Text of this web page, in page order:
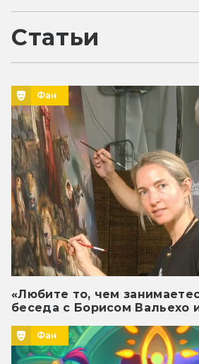
Статьи
Фан
«Любите то, чем
беседа с Борисом Вальехо
Фан